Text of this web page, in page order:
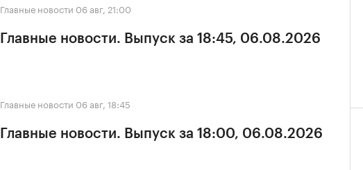
Главные новости 06 авг, 21:00
Главные новости. Выпуск за 18:45, 06.08.2026
Главные новости 06 авг, 18:45
Главные новости. Выпуск за 18:00, 06.08.2026